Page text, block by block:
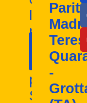
ora!
la
nostra
scuola
paritaria.
Scopri
I nostri
contatti
-